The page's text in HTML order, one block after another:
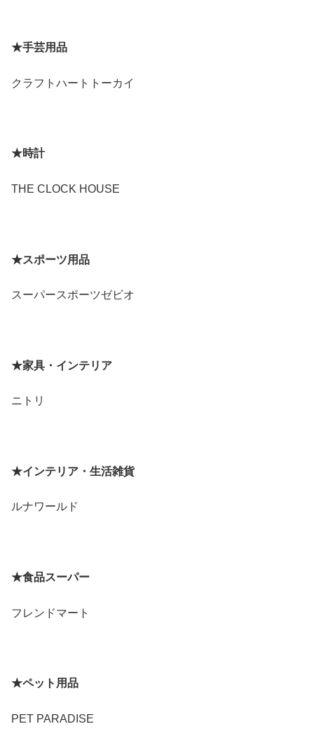
★手芸用品
クラフトハートトーカイ
★時計
THE CLOCK HOUSE
★スポーツ用品
スーパースポーツゼビオ
★家具・インテリア
ニトリ
★インテリア・生活雑貨
ルナワールド
★食品スーパー
フレンドマート
★ペット用品
PET PARADISE